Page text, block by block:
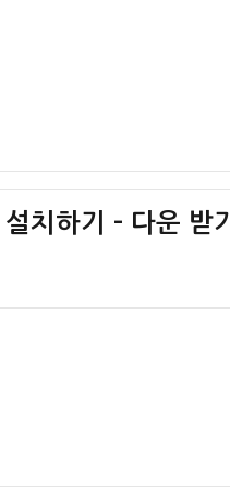
치하기 – 다운 받기